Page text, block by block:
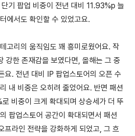
기 팝업 비중이 전년 대비 11.93%p 늘
에서도 확인할 수 있었고요.
고리의 움직임도 꽤 흥미로웠어요. 작
강한 존재감을 보였다면, 올해는 그 중
요. 전년 대비 IP 팝업스토어의 오픈 수
내 비중은 오히려 줄었어요. 반면 패션
비중이 크게 확대되며 상승세가 더 뚜
팝업스토어 공간이 확대되면서 패션
프라인 전략을 강화하게 되었고, 그 흐